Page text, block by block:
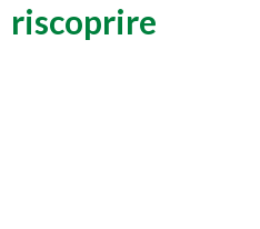
riscoprire